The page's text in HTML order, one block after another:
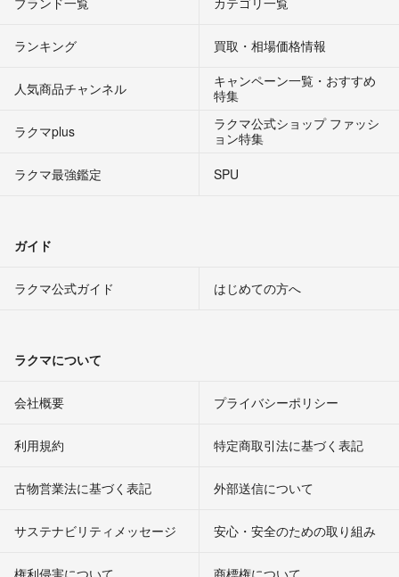
ランキング 買取・相場価格情報
人気商品チャンネル
キャンペーン一覧・おすすめ
特集
ラクマplus
ラクマ公式ショップ ファッシ
ョン特集
ラクマ最強鑑定
SPU
ガイド
ラクマ公式ガイド はじめての方へ
ラクマについて
会社概要 プライバシーポリシー
利用規約 特定商取引法に基づく表記
古物営業法に基づく表記 外部送信について
サステナビリティメッセージ 安心・安全のための取り組み
権利侵害について
商標権について